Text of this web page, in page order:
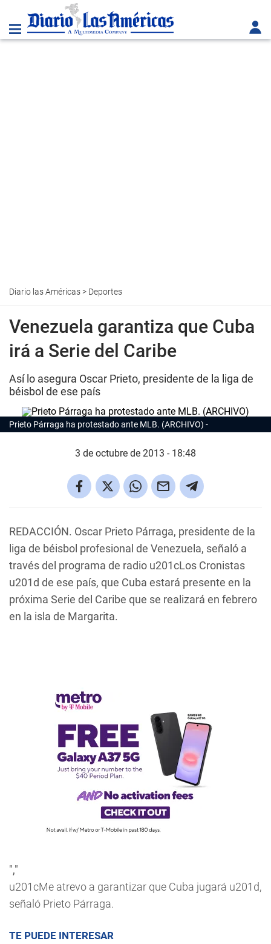
Diario las Américas> Deportes
Venezuela garantiza que Cuba
irá a Serie del Caribe
Así lo asegura Oscar Prieto, presidente de la liga de
béisbol de ese país
Prieto Párraga ha protestado ante MLB. (ARCHIVO)
3 de octubre de 2013 - 18:48
REDACCIÓN. Oscar Prieto Párraga, presidente de la
liga de béisbol profesional de Venezuela, señaló a
través del programa de radio u201cLos Cronistas
u201d de ese país, que Cuba estará presente en la
próxima Serie del Caribe que se realizará en febrero
en la isla de Margarita.
","
u201cMe atrevo a garantizar que Cuba jugará u201d,
señaló Prieto Párraga.
TE PUEDE INTERESAR